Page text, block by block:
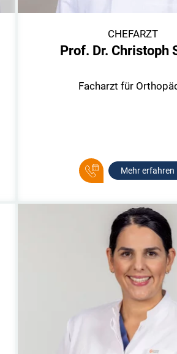
CHEFARZT
Prof. Dr. Christoph
Facharzt für
Mehr erfahren